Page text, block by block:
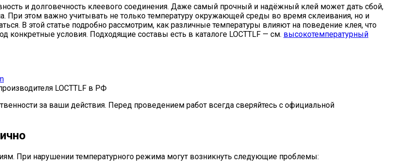
и долговечность клеевого соединения. Даже самый прочный и надёжный клей может дать сбой,
При этом важно учитывать не только температуру окружающей среды во время склеивания, но и
В этой статье подробно рассмотрим, как различные температуры влияют на поведение клея, что
конкретные условия. Подходящие составы есть в каталоге LOCTTLF — см. высокотемпературный
LOCTTLF в РФ
за ваши действия. Перед проведением работ всегда сверяйтесь с официальной
При нарушении температурного режима могут возникнуть следующие проблемы: